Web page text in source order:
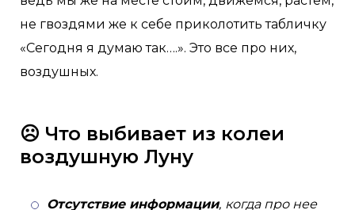
не гвоздями же к себе приколотить табличку
«Сегодня я думаю так….». Это все про них,
воздушных.
☹️ Что выбивает из колеи
воздушную Луну
Отсутствие информации, когда про нее